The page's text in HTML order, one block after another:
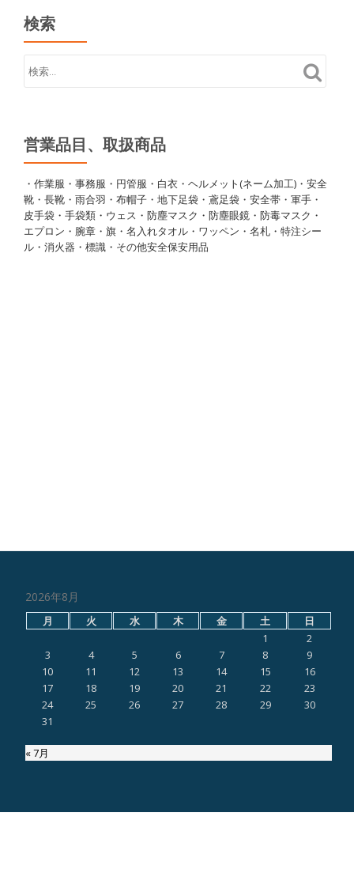
検索
営業品目、取扱商品
・作業服・事務服・円管服・白衣・ヘルメット(ネーム加工)・安全
靴・長靴・雨合羽・布帽子・地下足袋・鳶足袋・安全帯・軍手・
皮手袋・手袋類・ウェス・防塵マスク・防塵眼鏡・防毒マスク・
エプロン・腕章・旗・名入れタオル・ワッペン・名札・特注シー
ル・消火器・標識・その他安全保安用品
2026年8月
月 火 水 木 金 土
日
1
2
3
4 5 6 7 8
9
10
11 12 13 14 15
16
17
18 19 20 21 22
23
24
25 26 27 28 29
30
31
« 7月